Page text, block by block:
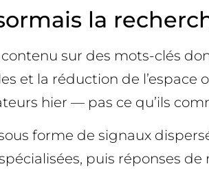
la
sur des mots-clés
et la réduction de
hier — pas ce qu’ils
forme de signaux
puis réponses